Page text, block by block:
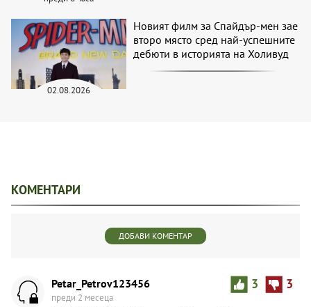
02.08.2026
Новият филм за Спайдър-мен зае
второ място сред най-успешните
дебюти в историята на Холивуд
КОМЕНТАРИ
ДОБАВИ КОМЕНТАР
3 3
Petar_Petrov123456
преди 2 месеца